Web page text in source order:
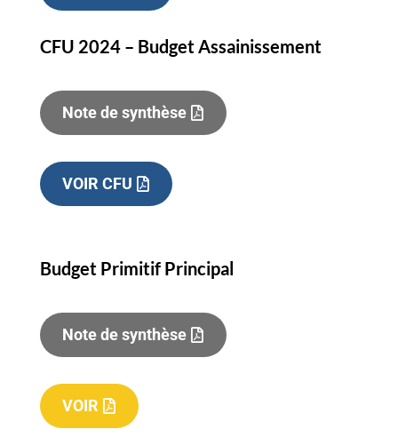
CFU 2024 – Budget Assainissement
Note de synthèse
VOIR CFU
Budget Primitif Principal
Note de synthèse
VOIR